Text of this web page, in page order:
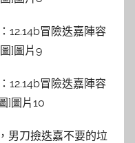
男刀撿迭嘉不要的垃